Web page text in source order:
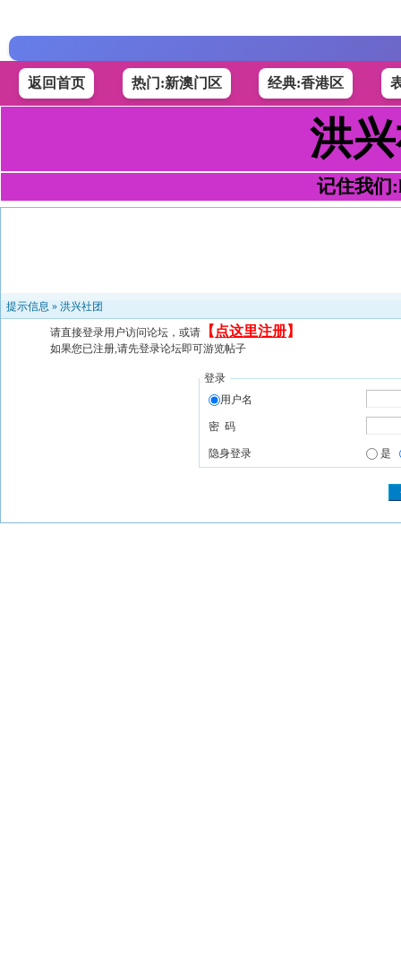
返回首页 热门:新澳门区 经典:香港区
洪
记住我们
提示信息 » 洪兴社团
请直接登录用户访问论坛，或请 【 点这里注册】
如果您已注册,请先登录论坛即可游览帖子
登录
用户名
密 码
隐身登录 是